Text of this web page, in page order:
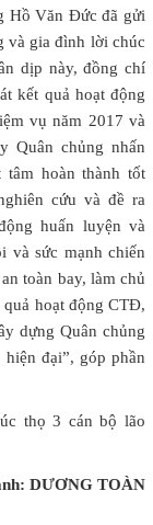
Hồ Văn Đức đã gửi
và gia đình lời chúc
dịp này, đồng chí
kết quả hoạt động
vụ năm 2017 và
Quân chủng nhấn
tâm hoàn thành tốt
cứu và đề ra
huấn luyện và
và sức mạnh chiến
toàn bay, làm chủ
hoạt động CTĐ,
dựng Quân chủng
đại”, góp phần
thọ 3 cán bộ lão
DƯƠNG TOÀN